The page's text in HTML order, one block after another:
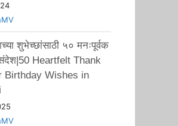
शुभेच्छांसाठी ५० मनःपूर्वक
संदेश|50 Heartfelt Thank
Birthday Wishes in